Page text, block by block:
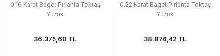
0.16 Karat Baget Pırlanta Tektaş
Yüzük
36.375,60 TL
0.22 Karat Baget Pırlanta Tektaş
Yüzük
38.876,42 TL